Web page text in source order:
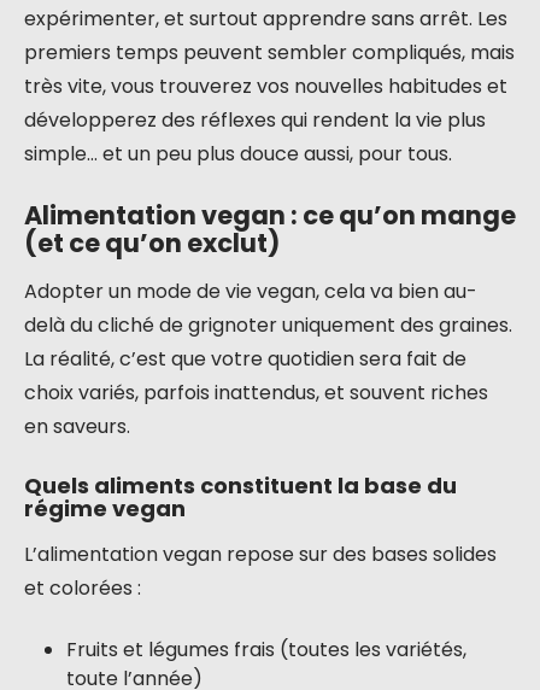
expérimenter, et surtout apprendre sans arrêt. Les
premiers temps peuvent sembler compliqués, mais
très vite, vous trouverez vos nouvelles habitudes et
développerez des réflexes qui rendent la vie plus
simple… et un peu plus douce aussi, pour tous.
Alimentation vegan : ce qu’on mange
(et ce qu’on exclut)
Adopter un mode de vie vegan, cela va bien au-
delà du cliché de grignoter uniquement des graines.
La réalité, c’est que votre quotidien sera fait de
choix variés, parfois inattendus, et souvent riches
en saveurs.
Quels aliments constituent la base du
régime vegan
L’alimentation vegan repose sur des bases solides
et colorées :
Fruits et légumes frais (toutes les variétés,
toute l’année)